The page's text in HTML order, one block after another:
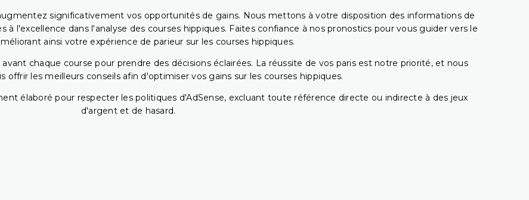
significativement vos opportunités de gains. Nous mettons à votre disposition des informations de
l'excellence dans l'analyse des courses hippiques. Faites confiance à nos pronostics pour vous guider vers le
ainsi votre expérience de parieur sur les courses hippiques.
chaque course pour prendre des décisions éclairées. La réussite de vos paris est notre priorité, et nous
offrir les meilleurs conseils afin d'optimiser vos gains sur les courses hippiques.
élaboré pour respecter les politiques d'AdSense, excluant toute référence directe ou indirecte à des jeux
d'argent et de hasard.